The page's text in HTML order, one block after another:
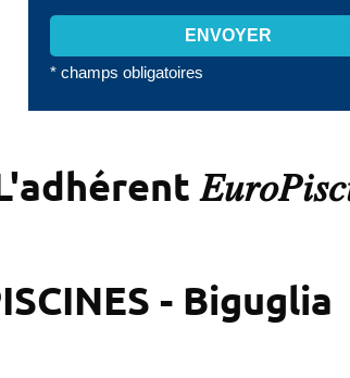
* champs obligatoires
- Biguglia